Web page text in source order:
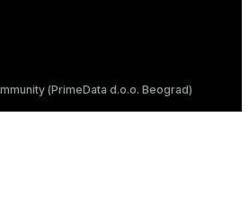
(PrimeData d.o.o. Beograd)